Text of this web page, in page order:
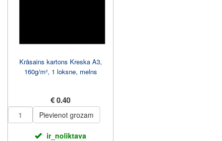
Krāsains kartons Kreska A3,
160g/m², 1 loksne, melns
€ 0.40
Pievienot grozam
ir_noliktava